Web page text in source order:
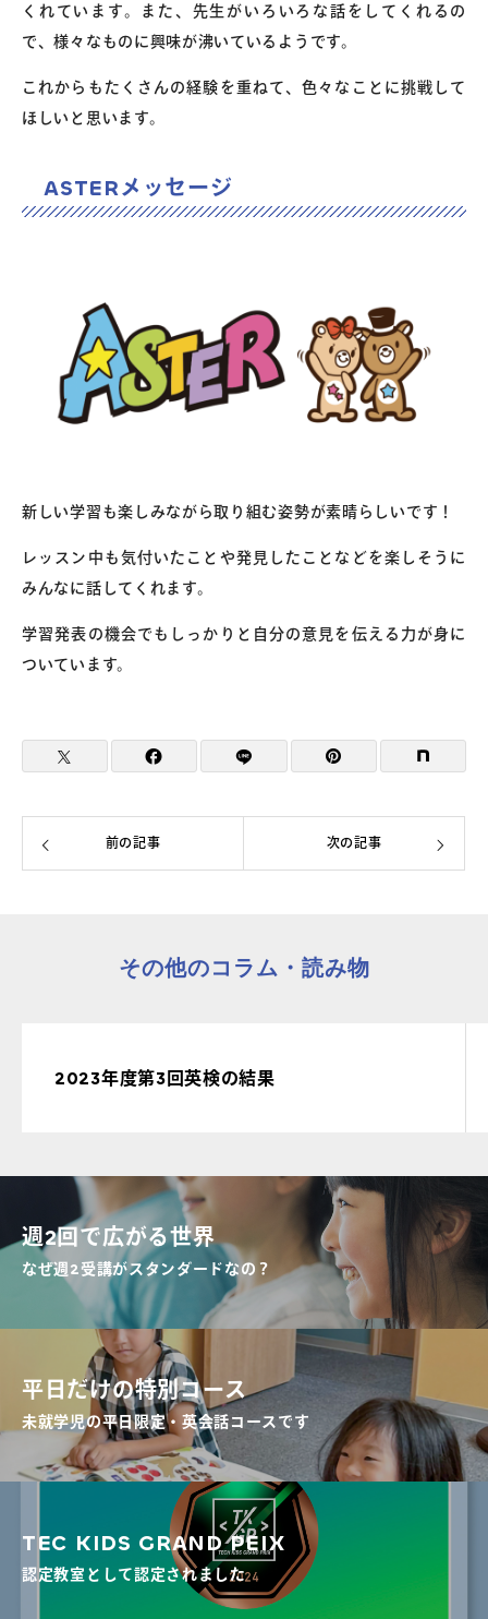
くれています。また、先生がいろいろな話をしてくれるの
で、様々なものに興味が沸いているようです。
これからもたくさんの経験を重ねて、色々なことに挑戦して
ほしいと思います。
ASTERメッセージ
新しい学習も楽しみながら取り組む姿勢が素晴らしいです！
レッスン中も気付いたことや発見したことなどを楽しそうに
みんなに話してくれます。
学習発表の機会でもしっかりと自分の意見を伝える力が身に
ついています。
前の記事 次の記事
その他のコラム・読み物
2023年度第3回英検の結果
週2回で広がる世界
なぜ週2受講がスタンダードなの？
平日だけの特別コース
未就学児の平日限定・英会話コースです
TEC KIDS GRAND PEIX
認定教室として認定されました